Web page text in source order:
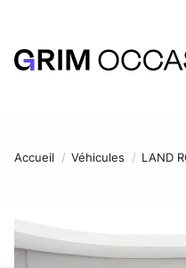
Accueil Véhicules LAND